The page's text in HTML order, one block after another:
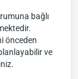
bağlı
önceden
ve